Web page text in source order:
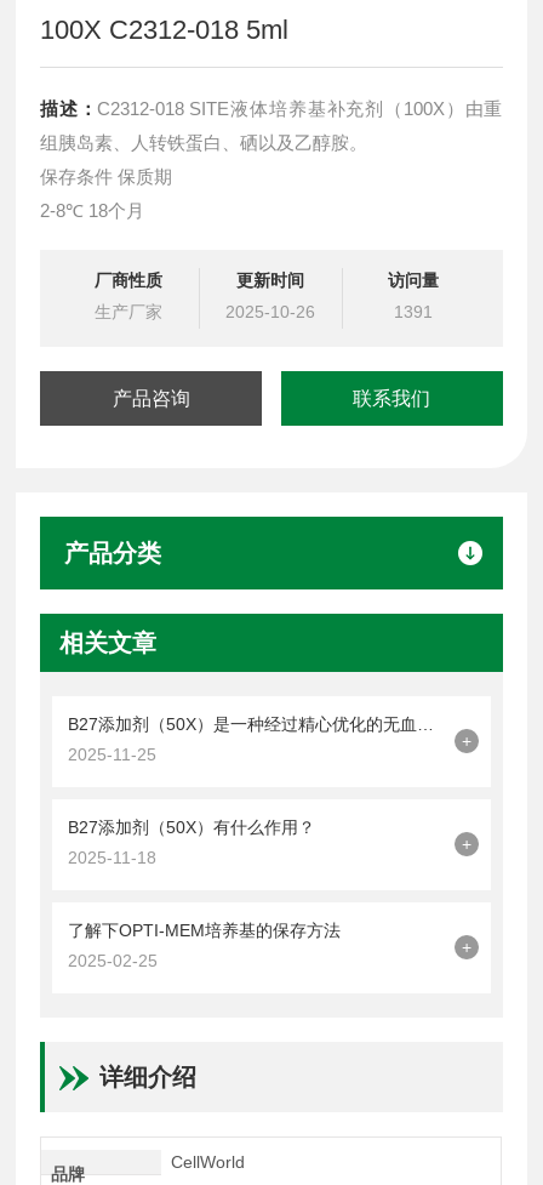
100X C2312-018 5ml
描述：C2312-018 SITE液体培养基补充剂（100X）由重
组胰岛素、人转铁蛋白、硒以及乙醇胺。
保存条件 保质期
2-8℃ 18个月
厂商性质
生产厂家
更新时间
2025-10-26
访问量
1391
产品咨询 联系我们
产品分类
相关文章
2025-11-25
+
B27添加剂（50X）有什么作用？
2025-11-18
+
了解下OPTI-MEM培养基的保存方法
2025-02-25
+
详细介绍
品牌
CellWorld